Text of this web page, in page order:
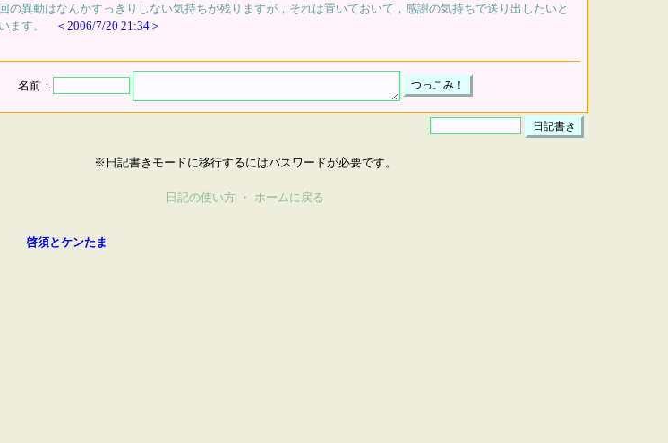
の異動はなんかすっきりしない気持ちが残りますが，それは置いておいて，感謝の気持ちで送り出したいと
ます。
＜2006/7/20 21:34＞
名前：
※日記書きモードに移行するにはパスワードが必要です。
日記の使い方 ・ ホームに戻る
啓須とケンたま